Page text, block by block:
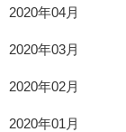
2020年04月
2020年03月
2020年02月
2020年01月